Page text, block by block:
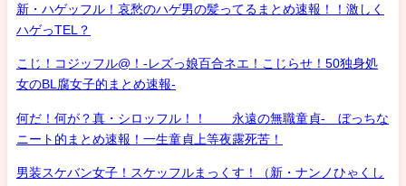
新・ハゲッフル！哀愁のハゲ男の髪ってるまとめ速報！！激しく
ハゲっTEL？
こじ！コジッフル@！-レズっ娘百合ネエ！こじらせ！50独身処
女のBL腐女子的まとめ速報-
何だ！何が？真・シロッフル！！ 永遠の無職童貞- ぼっちな
ニート的まとめ速報！一生童貞上等夜露死苦！
男装スケバン女子！スケッフルまっくす！（新・ナンノひゃくし